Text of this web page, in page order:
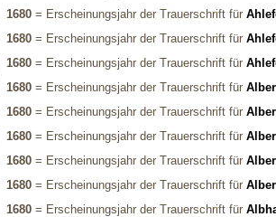
1680= Erscheinungsjahr der Trauerschrift für
1680= Erscheinungsjahr der Trauerschrift für
1680= Erscheinungsjahr der Trauerschrift für
1680= Erscheinungsjahr der Trauerschrift für
1680= Erscheinungsjahr der Trauerschrift für
1680= Erscheinungsjahr der Trauerschrift für
1680= Erscheinungsjahr der Trauerschrift für
1680= Erscheinungsjahr der Trauerschrift für
1680= Erscheinungsjahr der Trauerschrift für